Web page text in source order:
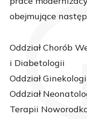
obejmujące
Oddział Chorób
i Diabetologii
Oddział
Oddział
Terapii